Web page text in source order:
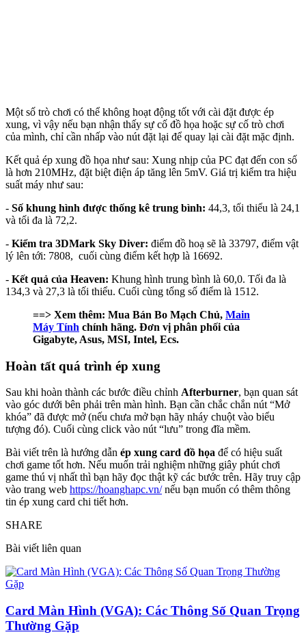
Một số trò chơi có thể không hoạt động tốt với cài đặt được ép
xung, vì vậy nếu bạn nhận thấy sự cố đồ họa hoặc sự cố trò chơi
của mình, chỉ cần nhấp vào nút đặt lại để quay lại cài đặt mặc định.
Kết quả ép xung đồ họa như sau: Xung nhịp của PC đạt đến con số
là hơn 210MHz, đặt biệt điện áp tăng lên 5mV. Giá trị kiểm tra hiệu
suất máy như sau:
- Số khung hình được thống kê trung bình: 44,3, tối thiểu là 24,1
và tối đa là 72,2.
- Kiểm tra 3DMark Sky Diver: điểm đồ hoạ sẽ là 33797, điểm vật
lý lên tới: 7808, cuối cùng điểm kết hợp là 16692.
- Kết quả của Heaven: Khung hình trung bình là 60,0. Tối đa là
134,3 và 27,3 là tối thiểu. Cuối cùng tổng số điểm là 1512.
==> Xem thêm: Mua Bán Bo Mạch Chủ, Main
Máy Tính chính hãng. Đơn vị phân phối của
Gigabyte, Asus, MSI, Intel, Ecs.
Hoàn tất quá trình ép xung
Sau khi hoàn thành các bước điều chỉnh Afterburner, bạn quan sát
vào góc dưới bên phải trên màn hình. Bạn cần chắc chắn nút “Mở
khóa” đã được mở (nếu chưa mở bạn hãy nháy chuột vào biểu
tượng đó). Cuối cùng click vào nút “lưu” trong đĩa mềm.
Bài viết trên là hướng dẫn ép xung card đồ họa để có hiệu suất
chơi game tốt hơn. Nếu muốn trải nghiệm những giây phút chơi
game thú vị nhất thì bạn hãy đọc thật kỹ các bước trên. Hãy truy cập
vào trang web https://hoanghapc.vn/nếu bạn muốn có thêm thông
tin ép xung card chi tiết hơn.
SHARE
Bài viết liên quan
Card Màn Hình (VGA): Các Thông Số Quan Trọng
Thường Gặp